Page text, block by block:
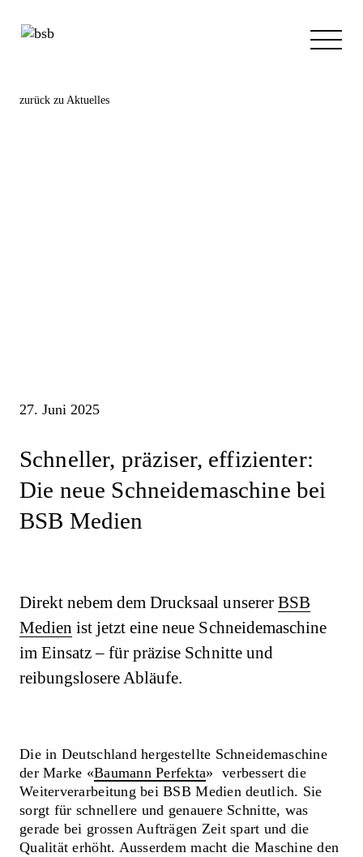
zurück zu Aktuelles
27. Juni 2025
Schneller, präziser, effizienter:
Die neue Schneidemaschine bei
BSB Medien
Direkt nebem dem Drucksaal unserer BSB
Medien ist jetzt eine neue Schneidemaschine
im Einsatz – für präzise Schnitte und
reibungslosere Abläufe.
Die in Deutschland hergestellte Schneidemaschine
der Marke «Baumann Perfekta» verbessert die
Weiterverarbeitung bei BSB Medien deutlich. Sie
sorgt für schnellere und genauere Schnitte, was
gerade bei grossen Aufträgen Zeit spart und die
Qualität erhöht. Ausserdem macht die Maschine den